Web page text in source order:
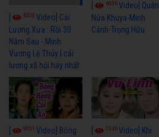
6320 Video] Cải
Lương Xưa : Rồi 30
Năm Sau - Minh
Vương Lệ Thủy | cải
lương xã hội hay nhất
6036Video] Quán
Nửa Khuya-Minh
Cảnh-Trọng Hữu
9051 Video] Bông
7346Video] Khi